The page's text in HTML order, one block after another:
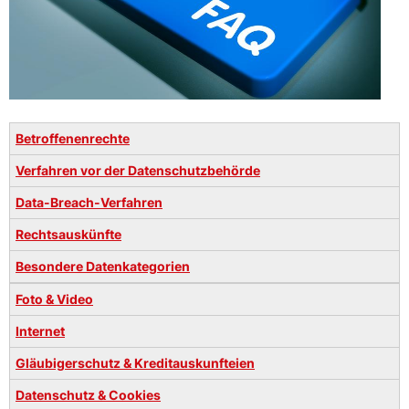
Betroffenenrechte
Verfahren vor der Datenschutzbehörde
Data-Breach-Verfahren
Rechtsauskünfte
Besondere Datenkategorien
Foto & Video
Internet
Gläubigerschutz & Kreditauskunfteien
Datenschutz & Cookies